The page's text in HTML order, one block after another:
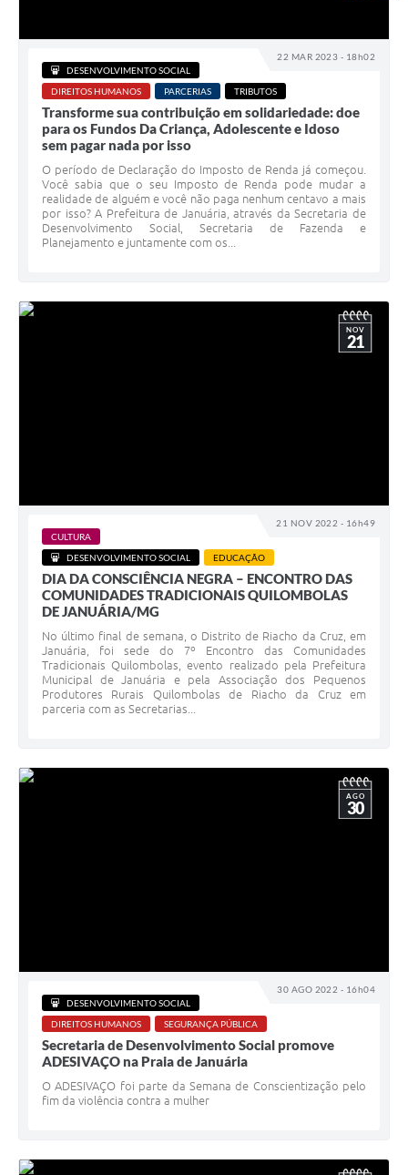
22 MAR 2023 - 18h02
DESENVOLVIMENTO SOCIAL
DIREITOS HUMANOS
PARCERIAS TRIBUTOS
Transforme sua contribuição em solidariedade: doe
para os Fundos Da Criança, Adolescente e Idoso
sem pagar nada por isso
O período de Declaração do Imposto de Renda já começou.
Você sabia que o seu Imposto de Renda pode mudar a
realidade de alguém e você não paga nenhum centavo a mais
por isso? A Prefeitura de Januária, através da Secretaria de
Desenvolvimento Social, Secretaria de Fazenda e
Planejamento e juntamente com os...
21 NOV 2022 - 16h49
NOV
21
CULTURA
DESENVOLVIMENTO SOCIAL
EDUCAÇÃO
DIA DA CONSCIÊNCIA NEGRA – ENCONTRO DAS
COMUNIDADES TRADICIONAIS QUILOMBOLAS
DE JANUÁRIA/MG
No último final de semana, o Distrito de Riacho da Cruz, em
Januária, foi sede do 7º Encontro das Comunidades
Tradicionais Quilombolas, evento realizado pela Prefeitura
Municipal de Januária e pela Associação dos Pequenos
Produtores Rurais Quilombolas de Riacho da Cruz em
parceria com as Secretarias...
30 AGO 2022 - 16h04
AGO
30
DESENVOLVIMENTO SOCIAL
DIREITOS HUMANOS
SEGURANÇA PÚBLICA
Secretaria de Desenvolvimento Social promove
ADESIVAÇO na Praia de Januária
O ADESIVAÇO foi parte da Semana de Conscientização pelo
fim da violência contra a mulher